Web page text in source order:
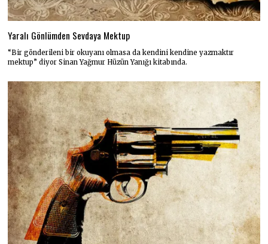
Yaralı Gönlümden Sevdaya Mektup
“Bir gönderileni bir okuyanı olmasa da kendini kendine yazmaktır
mektup” diyor Sinan Yağmur Hüzün Yanığı kitabında.